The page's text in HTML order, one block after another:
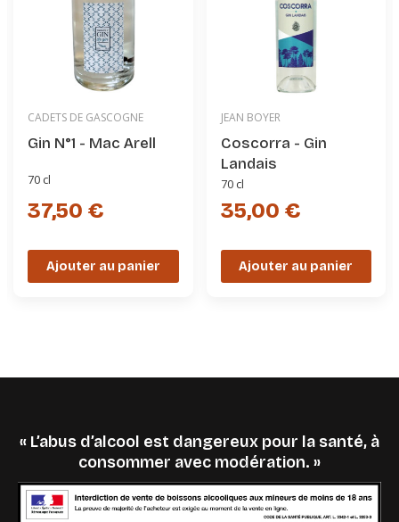
CADETS DE GASCOGNE
Gin N°1 - Mac Arell
70 cl
37,50 €
Ajouter au panier
JEAN BOYER
Coscorra - Gin
Landais
70 cl
35,00 €
Ajouter au panier
« L’abus d’alcool est dangereux pour la santé, à
consommer avec modération. »